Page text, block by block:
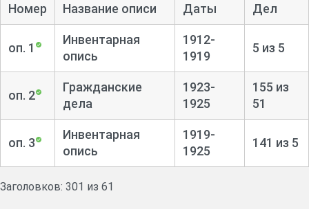
Симбирской губернии это относилось к компетенции
местных судебных учреждений - участковых народных
судов. На судебные участки делились как города
губернии. так и её уезды. Функции суда: охрана прав и
интересов граждан, государственных и общественных
организаций.
Дела по иску. Гражданские дела. Уголовные
дела.
Номер Название описи Даты Дел
оп. 1
Инвентарная
опись
1912-
1919
5 из 5
оп. 2
Гражданские
дела
1923-
1925
155 из
51
оп. 3
Инвентарная
опись
1919-
1925
141 из 5
Заголовков: 301 из 61